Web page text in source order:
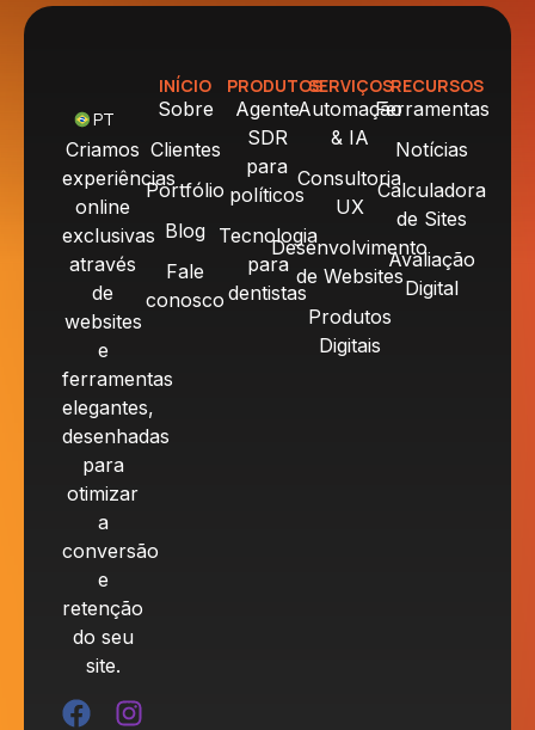
PT
Criamos
experiências
online
exclusivas
através
de
websites
e
ferramentas
elegantes,
desenhadas
para
otimizar
a
conversão
e
retenção
do seu
site.
INÍCIO
Sobre
Clientes
Portfólio
Blog
Fale
conosco
PRODUTOS
Agente
SDR
para
políticos
Tecnologia
para
dentistas
SERVIÇOS
Automação
& IA
Consultoria
UX
Desenvolvimento
de Websites
Produtos
Digitais
RECURSOS
Ferramentas
Notícias
Calculadora
de Sites
Avaliação
Digital